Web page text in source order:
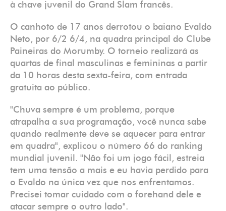
à chave juvenil do Grand Slam francês.
O canhoto de 17 anos derrotou o baiano Evaldo
Neto, por 6/2 6/4, na quadra principal do Clube
Paineiras do Morumby. O torneio realizará as
quartas de final masculinas e femininas a partir
da 10 horas desta sexta-feira, com entrada
gratuita ao público.
"Chuva sempre é um problema, porque
atrapalha a sua programação, você nunca sabe
quando realmente deve se aquecer para entrar
em quadra", explicou o número 66 do ranking
mundial juvenil. "Não foi um jogo fácil, estreia
tem uma tensão a mais e eu havia perdido para
o Evaldo na única vez que nos enfrentamos.
Precisei tomar cuidado com o forehand dele e
atacar sempre o outro lado".